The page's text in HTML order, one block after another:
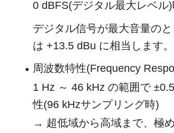
0 dBFS(デジタル最大レベル
デジタル信号が最大音量の
は +13.5 dBu に相当します。
周波数特性(Frequency
1 Hz ～ 46 kHz の範囲で
性(96 kHzサンプリング時)
→ 超低域から高域まで、極